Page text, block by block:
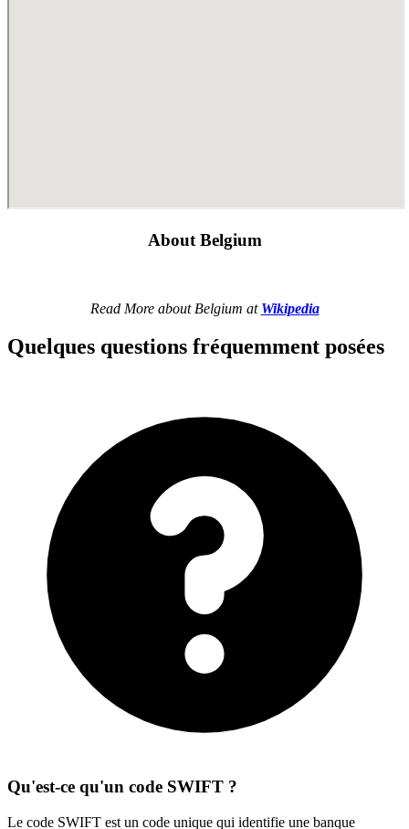
About Belgium
Read More about Belgium at Wikipedia
Quelques questions fréquemment posées
Qu'est-ce qu'un code SWIFT ?
Le code SWIFT est un code unique qui identifie une banque